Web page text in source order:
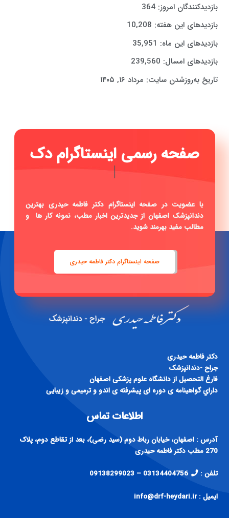
بازدیدکنندگان امروز:364
بازدیدهای این هفته: 10,208
بازدیدهای این ماه: 35,951
بازدیدهای امسال: 239,560
تاریخ به‌روزشدن سایت: مرداد ۱۶, ۱۴۰۵
|
دندانپزشک اصفهان از جدیدترین اخبار مطب، نمونه کار ها و
مطالب مفید بهرمند شوید.
فارغ التحصيل از دانشگاه علوم پزشكی اصفهان
داراي گواهينامه ی دوره ای پيشرفته ی اندو و ترميمی و زيبايی
اطلاعات تماس
آدرس : اصفهان، خیابان رباط دوم (سید رضی)، بعد از تقاطع دوم، پلاک
تلفن : 03134404756 – 09138299023
ایمیل : info@drf-heydari.ir